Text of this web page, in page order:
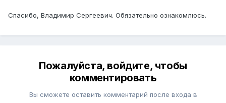
Спасибо, Владимир Сергеевич. Обязательно ознакомлюсь.
Пожалуйста, войдите, чтобы
комментировать
Вы сможете оставить комментарий после входа в